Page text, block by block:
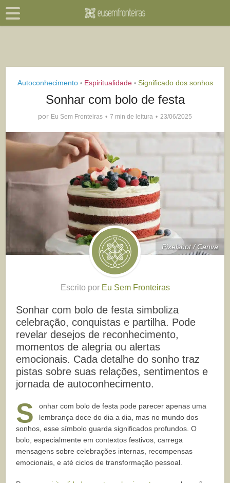
Autoconhecimento • Espiritualidade • Significado dos sonhos
Sonhar com bolo de festa
por Eu Sem Fronteiras 7 min de leitura 23/06/2025
Pixelshot / Canva
Escrito por Eu Sem Fronteiras
Sonhar com bolo de festa simboliza
celebração, conquistas e partilha. Pode
revelar desejos de reconhecimento,
momentos de alegria ou alertas
emocionais. Cada detalhe do sonho traz
pistas sobre suas relações, sentimentos e
jornada de autoconhecimento.
S
onhar com bolo de festa pode parecer apenas uma
lembrança doce do dia a dia, mas no mundo dos
sonhos, esse símbolo guarda significados profundos. O
bolo, especialmente em contextos festivos, carrega
mensagens sobre celebrações internas, recompensas
emocionais, e até ciclos de transformação pessoal.